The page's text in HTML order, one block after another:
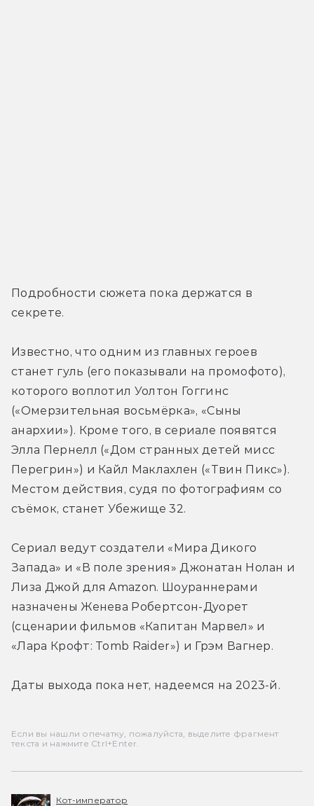
Подробности сюжета пока держатся в
секрете.
Известно, что одним из главных героев
станет гуль (его показывали на промофото),
которого воплотил Уолтон Гоггинс
(«Омерзительная восьмёрка», «Сыны
анархии»). Кроме того, в сериале появятся
Элла Пернелл («Дом странных детей мисс
Перегрин») и Кайл Маклахлен («Твин Пикс»).
Местом действия, судя по фотографиям со
съёмок, станет Убежище 32.
Сериал ведут создатели «Мира Дикого
Запада» и «В поле зрения» Джонатан Нолан и
Лиза Джой для Amazon. Шоураннерами
назначены Женева Робертсон-Дуорет
(сценарии фильмов «Капитан Марвел» и
«Лара Крофт: Tomb Raider») и Грэм Вагнер.
Даты выхода пока нет, надеемся на 2023-й.
Если вы нашли опечатку, пожалуйста, выделите фрагмент
текста и нажмите Ctrl+Enter.
Кот-император